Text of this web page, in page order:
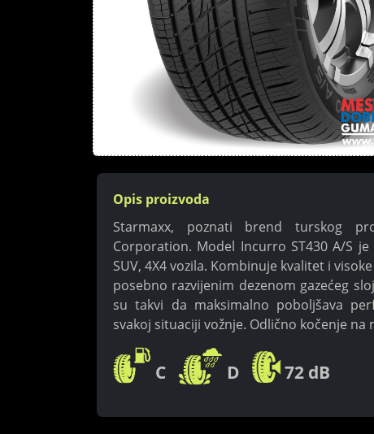
Opis proizvoda
Starmaxx, poznati brend turskog
Corporation. Model Incurro ST430 A/S
SUV, 4X4 vozila. Kombinuje kvalitet i
posebno razvijenim dezenom gazećeg
su takvi da maksimalno poboljšava
svakoj situaciji vožnje. Odlično kočenje
C D 72 dB